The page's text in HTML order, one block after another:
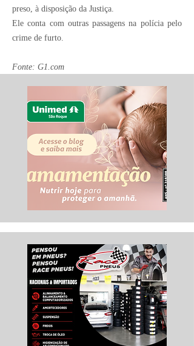
preso, à disposição da Justiça.
Ele conta com outras passagens na polícia pelo
crime de furto.
Fonte: G1.com